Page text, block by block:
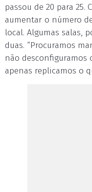
passou de 20 para 25.
aumentar o número
local. Algumas salas,
duas. “Procuramos
não
apenas replicamos o